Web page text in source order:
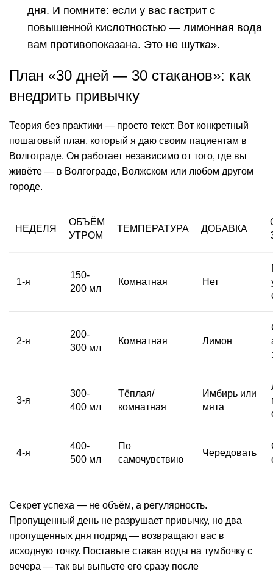
дня. И помните: если у вас гастрит с
повышенной кислотностью — лимонная вода
вам противопоказана. Это не шутка».
План «30 дней — 30 стаканов»: как
внедрить привычку
Теория без практики — просто текст. Вот конкретный
пошаговый план, который я даю своим пациентам в
Волгограде. Он работает независимо от того, где вы
живёте — в Волгограде, Волжском или любом другом
городе.
НЕДЕЛЯ
ОБЪЁМ
УТРОМ
ТЕМПЕРАТУРА ДОБАВКА
1-я
150-
200 мл
Комнатная Нет
2-я
200-
300 мл
Комнатная Лимон
3-я
300-
400 мл
Тёплая/
комнатная
Имбирь или
мята
4-я
400-
500 мл
По
самочувствию
Чередовать
Секрет успеха — не объём, а регулярность.
Пропущенный день не разрушает привычку, но два
пропущенных дня подряд — возвращают вас в
исходную точку. Поставьте стакан воды на тумбочку с
вечера — так вы выпьете его сразу после